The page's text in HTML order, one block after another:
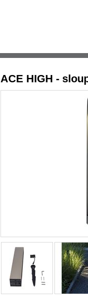
ACE HIGH -